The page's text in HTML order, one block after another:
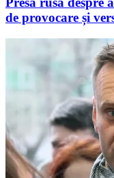
de provocare și